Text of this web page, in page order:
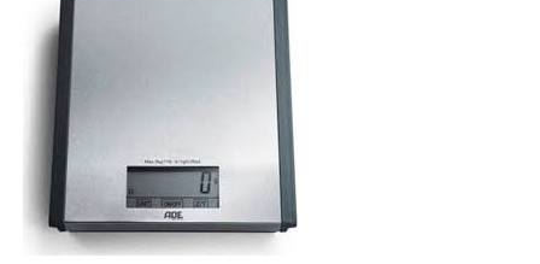
Snel bekijken